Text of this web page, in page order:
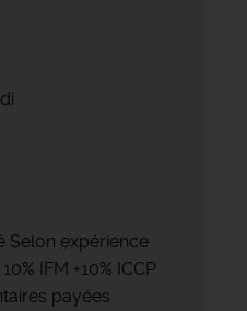
Selon expérience
IFM +10% ICCP
payées